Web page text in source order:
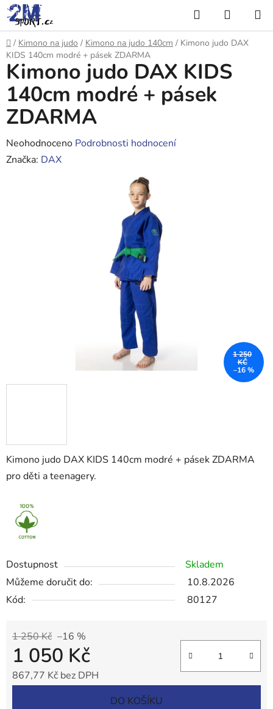
Přejít
na
obsah
Hledat
KOŠÍK
Domů
/ Kimono na judo / Kimono na judo 140cm / Kimono judo DAX
KIDS 140cm modré + pásek ZDARMA
Kimono judo DAX KIDS 140cm modré + pásek ZDARMA
pro děti a teenagery.
Dostupnost
Skladem
Můžeme doručit do:
10.8.2026
Kód:
80127
1 250 Kč –16 %
1 050 Kč
867,77 Kč bez DPH
DO KOŠÍKU
Kimono judo DAX KIDS
140cm modré + pásek
ZDARMA
Průměrné
hodnocení
Neohodnoceno Podrobnosti hodnocení
Značka: DAX
1 250
KČ
–16 %